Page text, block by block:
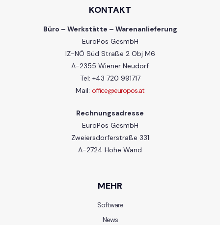
KONTAKT
Büro – Werkstätte – Warenanlieferung
EuroPos GesmbH
IZ-NÖ Süd Straße 2 Obj M6
A-2355 Wiener Neudorf
Tel: +43 720 991717
Mail: office@europos.at
Rechnungsadresse
EuroPos GesmbH
Zweiersdorferstraße 331
A-2724 Hohe Wand
MEHR
Software
News